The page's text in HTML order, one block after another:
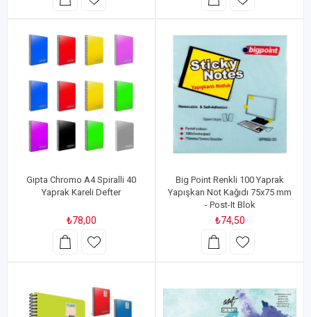
Gıpta Chromo A4 Spiralli 40
Yaprak Kareli Defter
₺78,00
Big Point Renkli 100 Yaprak
Yapışkan Not Kağıdı 75x75 mm
- Post-It Blok
₺74,50